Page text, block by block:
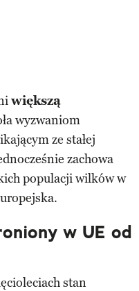
większą
wyzwaniom
ze stałej
zachowa
populacji wilków w
w UE od
stan